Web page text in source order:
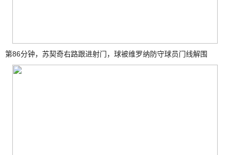
第86分钟，苏契奇右路跟进射门，球被维罗纳防守球员门线解围